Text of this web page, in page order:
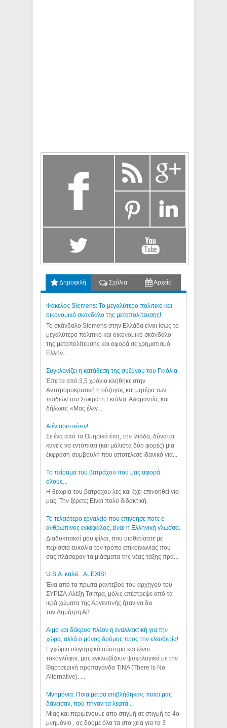
Δημοφιλή Σχόλια Αρχείο
Φάκελος Siemens: Το μεγαλύτερο πολιτικό και
οικονομικό σκάνδαλο της μεταπολίτευσης!
Το σκάνδαλο Siemens στην Ελλάδα είναι ίσως το
μεγαλύτερο πολιτικό και οικονομικό σκάνδαλο
της μεταπολίτευσης και αφορά σε χρηματισμό
Ελλήν...
Συγκλονίζει η κατάθεση της συζύγου του Γκιόλια
Έπειτα από 3,5 χρόνια κλήθηκε στην
Αντιτρομοκρατική η σύζυγος και μητέρα των
παιδιών του Σωκράτη Γκιόλια, Αδαμαντία, και
δήλωσε: «Μας έλεγ...
Aιέν αριστεύειν!
Σε ένα από τα Ομηρικά έπη, την Ιλιάδα, δύναται
κανείς να εντοπίσει (και μάλιστα δύο φορές) μια
έκφραση-συμβουλή που αποτέλεσε ιδανικό για...
Το πείραμα του βατράχου που μας αφορά
όλους...
Η θεωρία του βατράχου λες και έχει επινοηθεί για
μας. Την ξέρετε; Είναι πολύ διδακτική.
Το τελειότερο εργαλείο που επινόησε ποτε ο
ανθρώπινος εγκέφαλος, είναι η Ελληνική γλώσσα.
Διαδυκτιακοί μου φίλοι, που υιοθετίσατε με
περίσσια ευκολία τον τρόπο επικοινωνίας που
σας πλάσαραν τα μιάσματα της νέας τάξης πρα...
U.S.A. καλεί...ALEXIS!
Ένα από τα πρώτα ραντεβού του αρχηγού του
ΣΥΡΙΖΑ Αλέξη Τσίπρα, μόλις επέστρεψε από τα
ιερά χώματα της Αργεντινής ήταν να δει
τον Δημήτρη Αβ...
Αίμα και δάκρυα πλέον η εναλλακτική για την
χώρα, αλλά ο μόνος δρόμος προς την ελευθερία!
Εγχώριο ολιγαρχικό σύστημα και ξένοι
τοκογλύφοι, μας εγκλωβίζουν ψυχολογικά με την
Θαρτσερική προπαγάνδα TINA (There Is No
Alternative). ...
Μνημόνια: Ποια μέτρα επιβλήθηκαν, ποιοι μας
δάνεισαν, πού πήγαν τα λεφτά...
Μιας και περιμένουμε απο στιγμή σε στιγμή το 4ο
μνημόνιο , ας δούμε όλα τα στοιχεία για τα 3